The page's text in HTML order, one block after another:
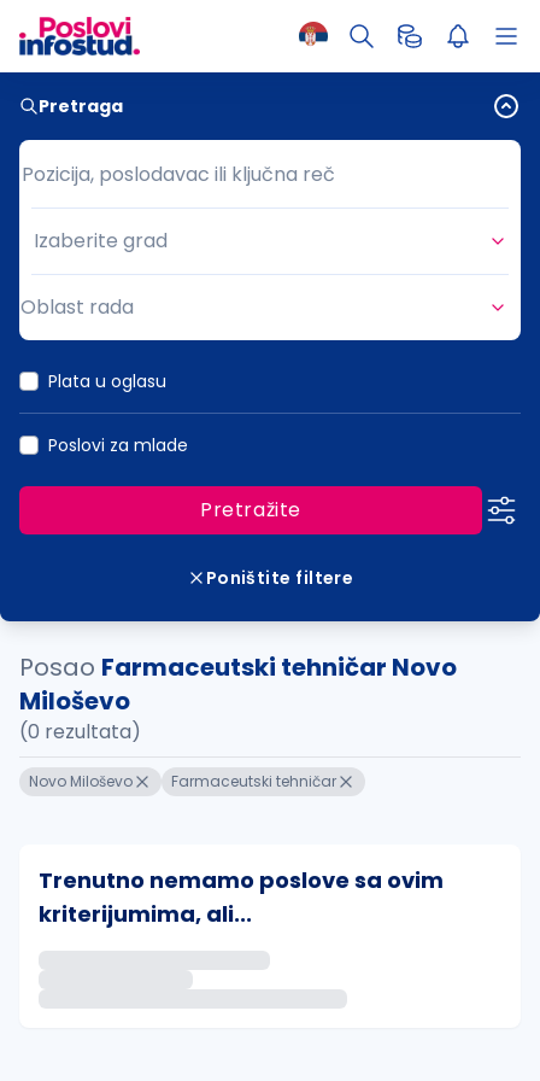
Pretraga
Pozicija, poslodavac ili ključna reč
Pozicija, poslodavac ili ključna reč
Grad
Izaberite grad
Oblast rada
Plata u oglasu
Poslovi za mlade
Pretražite
Poništite filtere
Posao Farmaceutski tehničar Novo
Miloševo
(0 rezultata)
Novo Miloševo Farmaceutski tehničar
Trenutno nemamo poslove sa ovim
kriterijumima, ali...